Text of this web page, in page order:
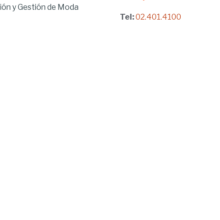
y Gestión de Moda
Tel:02.401.4100